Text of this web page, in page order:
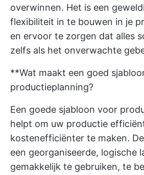
overwinnen. Het is een
flexibiliteit in te bouwen in je
en ervoor te zorgen dat alles
zelfs als het onverwachte
**Wat maakt een goed
productieplanning?
Een goede sjabloon voor
helpt om uw productie
kostenefficiënter te maken.
een georganiseerde, logische
gemakkelijk te gebruiken, te